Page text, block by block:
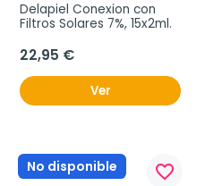
Delapiel Conexion con
Filtros Solares 7%, 15x2ml.
22,95 €
Ver
No disponible favorite_border